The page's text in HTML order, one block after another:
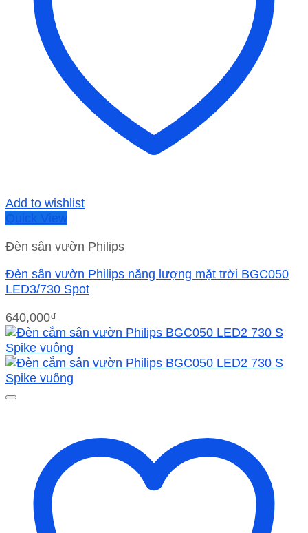
Add to wishlist
Quick View
Đèn sân vườn Philips
Đèn sân vườn Philips năng lượng mặt trời BGC050
LED3/730 Spot
640,000₫